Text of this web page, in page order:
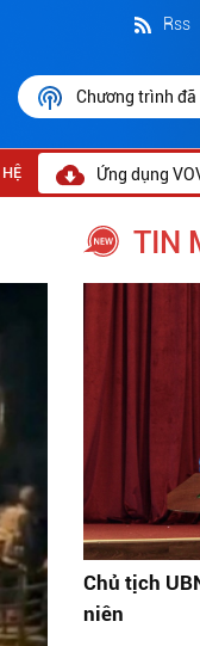
Rss
Chương trình
Ứng dụng
TIN
Chủ tịch
niên